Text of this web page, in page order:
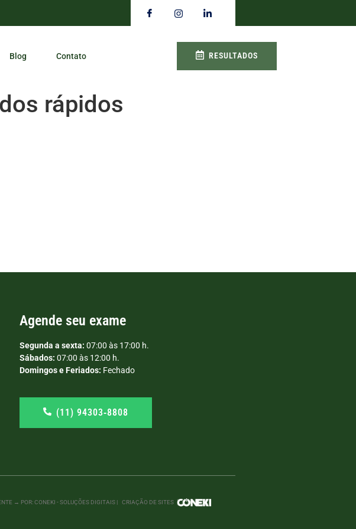
Blog Contato RESULTADOS
rápidos
Agende seu exame
Segunda a sexta: 07:00 às 17:00 h.
Sábados: 07:00 às 12:00 h.
Domingos e Feriados: Fechado
(11) 94303‑8808
→ POR: CONEKI - SOLUÇÕES DIGITAIS | CRIAÇÃO DE SITES